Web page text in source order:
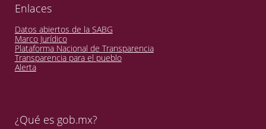
Enlaces
Datos abiertos de la SABG
Marco Jurídico
Plataforma Nacional de Transparencia
Transparencia para el pueblo
Alerta
¿Qué es gob.mx?